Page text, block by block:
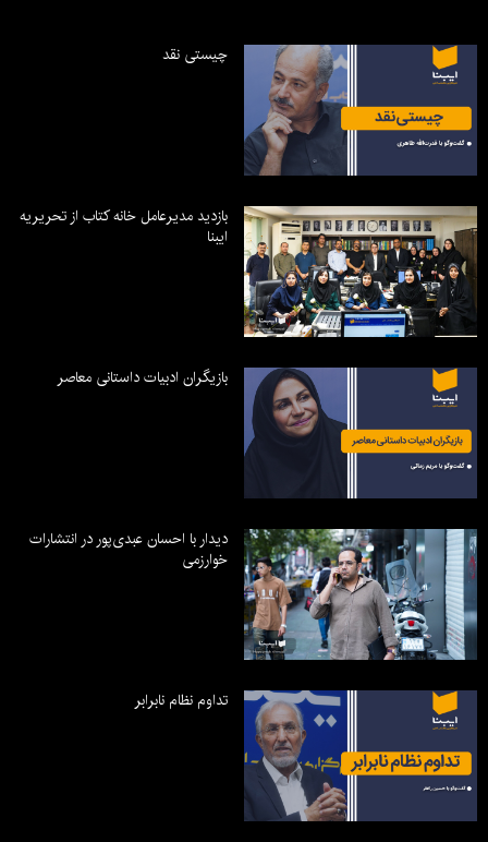
چیستی نقد
بازدید مدیرعامل خانه کتاب از تحریریه
ایبنا
بازیگران ادبیات داستانی معاصر
دیدار با احسان عبدی‌پور در انتشارات
خوارزمی
تداوم نظام نابرابر